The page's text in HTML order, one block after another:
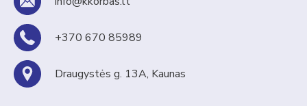
+370 670 85989
Draugystės g. 13A, Kaunas